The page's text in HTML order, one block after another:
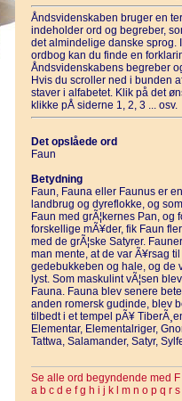
Åndsvidenskaben bruger en
indeholder ord og begreber,
det almindelige danske sprog.
ordbog kan du finde en
Åndsvidenskabens begreber
Hvis du scroller ned i bunden
staver i alfabetet. Klik på det
klikke pÅ siderne 1, 2, 3 ... osv.
Det opslåede ord
Faun
Betydning
Faun, Fauna eller Faunus er
landbrug og dyreflokke, og
Faun med grÃ¦kernes Pan,
forskellige mÃ¥der, fik Faun
med de grÃ¦ske Satyrer.
man mente, at de var Ã¥rsag
gedebukkeben og hale, og de
lyst. Som maskulint vÃ¦sen
Fauna. Fauna blev senere
anden romersk gudinde, blev
tilbedt i et tempel pÃ¥
Elementar, Elementalriger,
Tattwa, Salamander, Satyr,
Se alle ord begyndende med F
a b c d e f g h i j k m n o p q r s